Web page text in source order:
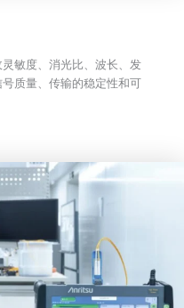
敏度、消光比、波长、发
质量、传输的稳定性和可